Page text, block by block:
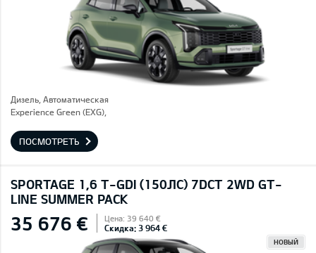
Дизель, Автоматическая
Experience Green (EXG),
ПОСМОТРЕТЬ
SPORTAGE 1,6 T-GDI (150ЛС) 7DCT 2WD GT-
LINE SUMMER PACK
35 676 € Цена: 39 640 €
Скидка: 3 964 €
НОВЫЙ